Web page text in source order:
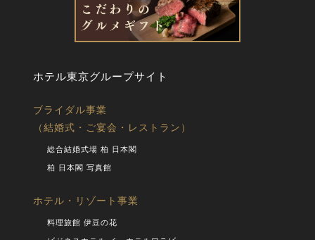
ホテル東京グループサイト
ブライダル事業
（結婚式・ご宴会・レストラン）
総合結婚式場 柏 日本閣
柏 日本閣 写真館
ホテル・リゾート事業
料理旅館 伊豆の花